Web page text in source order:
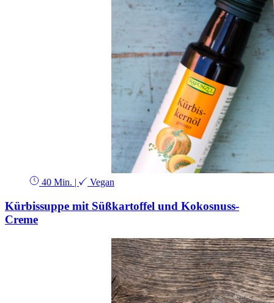
40 Min. | Vegan
Kürbissuppe mit Süßkartoffel und Kokosnuss-
Creme